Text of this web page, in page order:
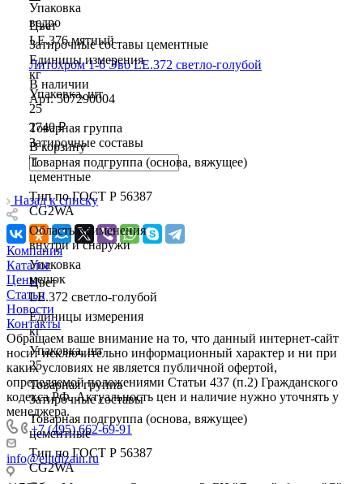
Упаковка
ведро
Цвет
LE.376 мятный
Единицы измерения
кг
Упаковка, шт
25
Товарная группа
Затирочные составы
Товарная подгруппа (основа, вяжущее)
цементные
Тип по ГОСТ Р 56387
CG2WA
Область применения
внутри и снаружи
Упаковка
мешок
Цвет
LE.372 светло-голубой
Единицы измерения
кг
Упаковка, шт
25
Товарная группа
Затирочные составы
Товарная подгруппа (основа, вяжущее)
цементные
Тип по ГОСТ Р 56387
CG2WA
Затирочные составы цементные
Литохром 1-6 Эво LE.372 светло-голубой
В наличии
Арт.507290004
2740 ₽
В корзину
Назад к списку
Компания
Каталог
Цены
Статьи
Новости
Контакты
Обращаем ваше внимание на то, что данный интернет-сайт
носит исключительно информационный характер и ни при
каких условиях не является публичной офертой,
определяемой положениями Статьи 437 (п.2) Гражданского
кодекса РФ. Актуальность цен и наличие нужно уточнять у
менеджера.
+7 (495) 662-69-91
info@elitdizain.ru